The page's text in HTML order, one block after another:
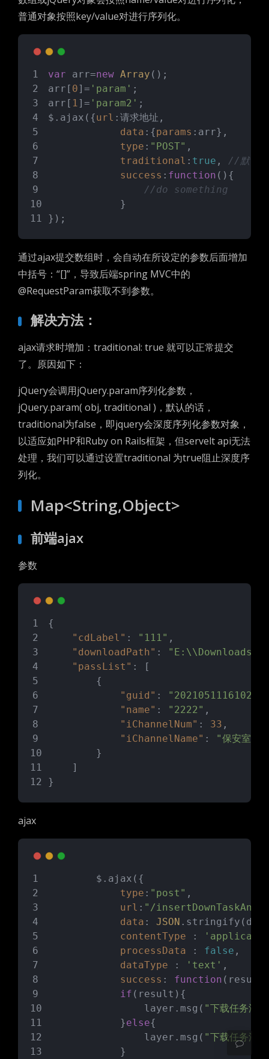
暗黑模式
Sans Serif
关闭
普通对象按照key/value对进行序列化。
var arr=new Array ();
arr[ 0]= 'param' ;
arr[ 1]= 'param2' ;
$.ajax({url :请求地址,
data :{params :arr},
type : "POST" ,
traditional : true , //默认
success : function ( ) {
//do something
            }
});
通过ajax提交数组时，会自动在所设定的参数后面增加
中括号：“[]”，导致后端spring MVC中的
@RequestParam获取不到参数。
解决方法：
ajax请求时增加：traditional: true 就可以正常提交
了。原因如下：
jQuery会调用jQuery.param序列化参数，
jQuery.param( obj, traditional )，默认的话，
traditional为false，即jquery会深度序列化参数对象，
以适应如PHP和Ruby on Rails框架，但servelt api无法
处理，我们可以通过设置traditional 为true阻止深度序
列化。
Map<String,Object>
前端ajax
参数
{
"cdLabel" : "111" ,
"downloadPath" : "E:\\Downloads"
"passList" : [
        {
"guid" :
"20210511161029-
"name" : "2222" ,
"iChannelNum" : 33 ,
"iChannelName" :
"保安室西"
        }
    ]
}
ajax
        $.ajax({
type : "post" ,
url : "/
data : JSON
contentType :
processData : false ,
dataType : 'text' ,
success : function ( result
if (result){
                layer.msg(
"下载任务添
            }
else{
                layer.msg(
"下载任务添
            }